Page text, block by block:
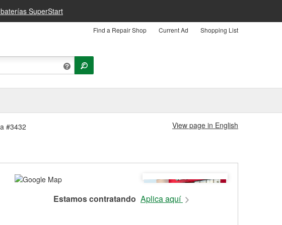
SuperStart
Find a Repair Shop Current Ad Shopping List
#3432 View page in English
Estamos contratando Aplica aquí